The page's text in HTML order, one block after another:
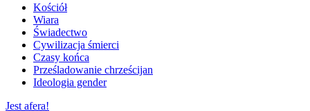
Kościół
Wiara
Świadectwo
Cywilizacja śmierci
Czasy końca
Prześladowanie chrześcijan
Ideologia gender
Jest afera!